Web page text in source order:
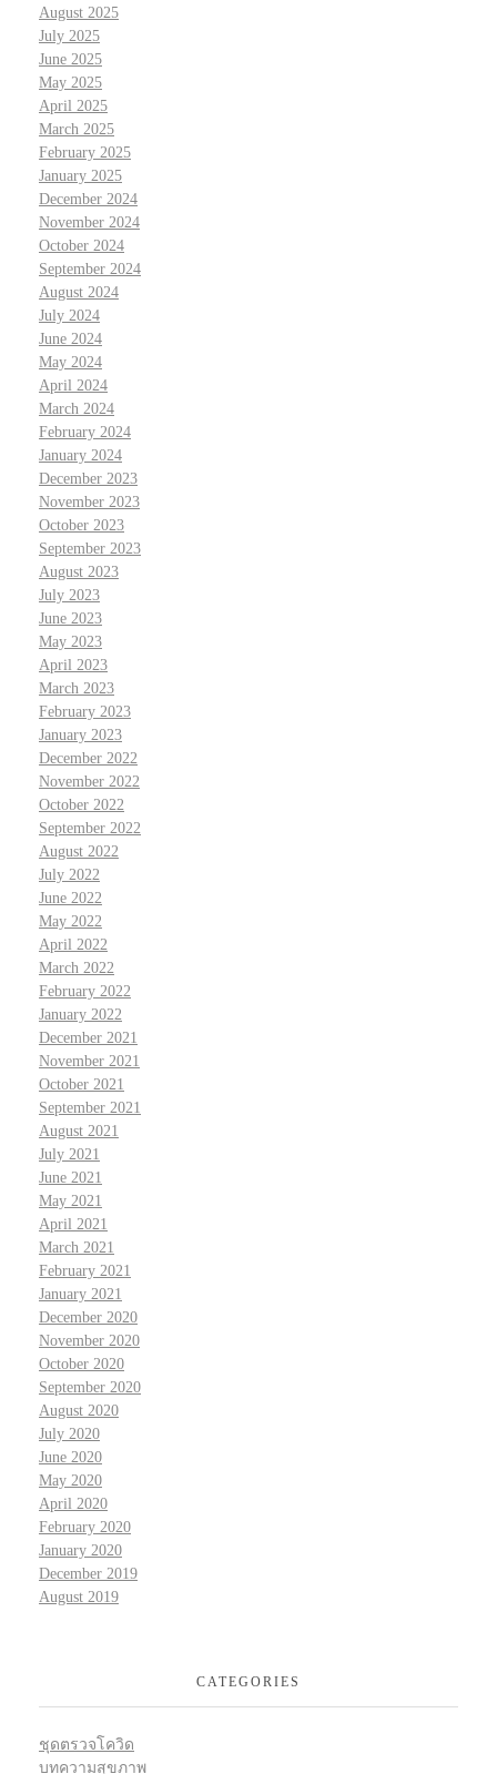
August 2025
July 2025
June 2025
May 2025
April 2025
March 2025
February 2025
January 2025
December 2024
November 2024
October 2024
September 2024
August 2024
July 2024
June 2024
May 2024
April 2024
March 2024
February 2024
January 2024
December 2023
November 2023
October 2023
September 2023
August 2023
July 2023
June 2023
May 2023
April 2023
March 2023
February 2023
January 2023
December 2022
November 2022
October 2022
September 2022
August 2022
July 2022
June 2022
May 2022
April 2022
March 2022
February 2022
January 2022
December 2021
November 2021
October 2021
September 2021
August 2021
July 2021
June 2021
May 2021
April 2021
March 2021
February 2021
January 2021
December 2020
November 2020
October 2020
September 2020
August 2020
July 2020
June 2020
May 2020
April 2020
February 2020
January 2020
December 2019
August 2019
CATEGORIES
ชุดตรวจโควิด
บทความสุขภาพ